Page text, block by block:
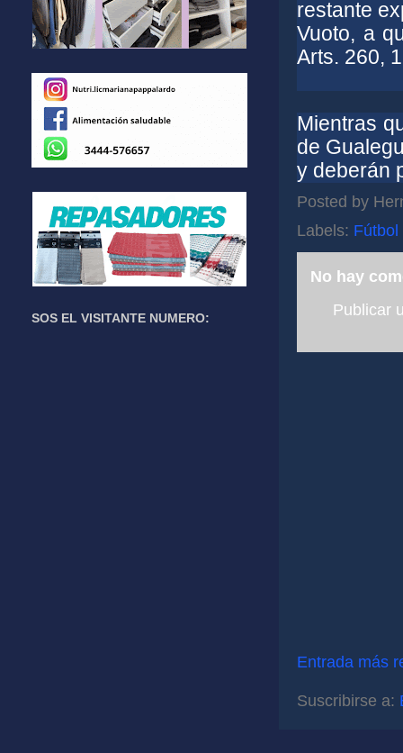
restante
Vuoto, a
Arts. 260,
Mientras
de
y deberán
Posted by
Labels: Fútbol
No hay
Publicar
Entrada más
Suscribirse a:
SOS EL VISITANTE NUMERO: